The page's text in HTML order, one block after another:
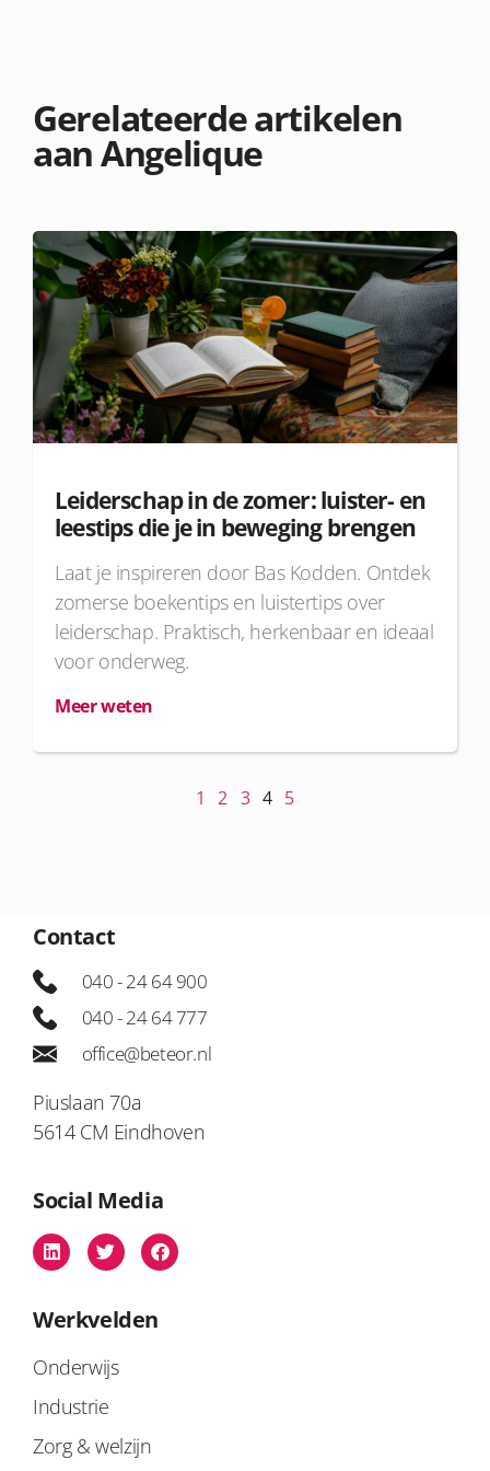
Gerelateerde artikelen
aan Angelique
Leiderschap in de zomer: luister- en
leestips die je in beweging brengen
Laat je inspireren door Bas Kodden. Ontdek
zomerse boekentips en luistertips over
leiderschap. Praktisch, herkenbaar en ideaal
voor onderweg.
Meer weten
1 2 3 4 5
Contact
040 - 24 64 900
040 - 24 64 777
office@beteor.nl
Piuslaan 70a
5614 CM Eindhoven
Social Media
Werkvelden
Onderwijs
Industrie
Zorg & welzijn